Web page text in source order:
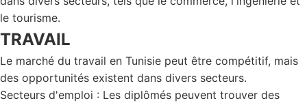
le tourisme.
TRAVAIL
Le marché du travail en Tunisie peut être compétitif, mais
des opportunités existent dans divers secteurs.
Secteurs d'emploi : Les diplômés peuvent trouver des